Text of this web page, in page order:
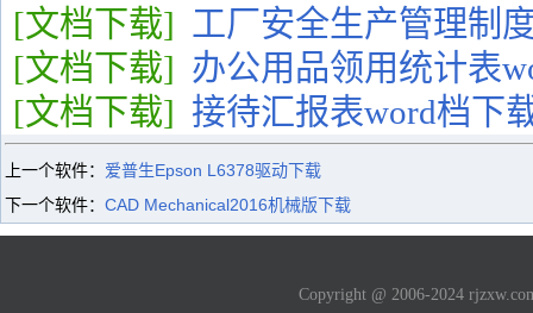
[文档下载] 工厂安全生产管理制
[文档下载] 办公用品领用统计表
[文档下载] 接待汇报表word档下
上一个软件： 爱普生Epson L6378驱动下载
下一个软件： CAD Mechanical2016机械版下载
Copyright @ 2006-2024